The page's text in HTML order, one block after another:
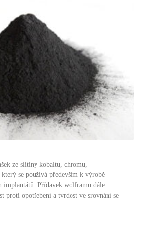
ze slitiny kobaltu, chromu,
se používá především k výrobě
implantátů. Přídavek wolframu dále
proti opotřebení a tvrdost ve srovnání se